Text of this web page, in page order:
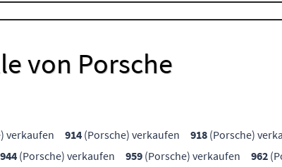
von Porsche
verkaufen 914 (Porsche) verkaufen 918 (Porsche)
944 (Porsche) verkaufen 959 (Porsche) verkaufen 962